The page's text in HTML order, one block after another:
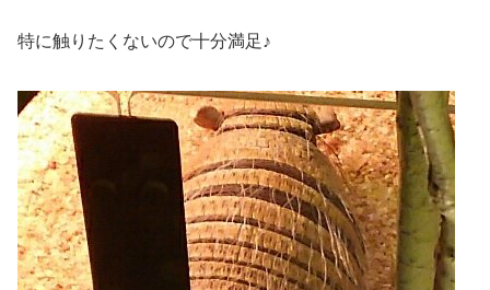
特に触りたくないので十分満足♪